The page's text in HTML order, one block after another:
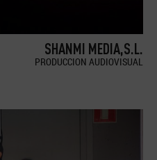
SHANMI MEDIA,S.L.
PRODUCCION AUDIOVISUAL